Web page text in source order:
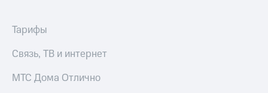
Тарифы
Связь, ТВ и интернет
МТС Дома Отлично